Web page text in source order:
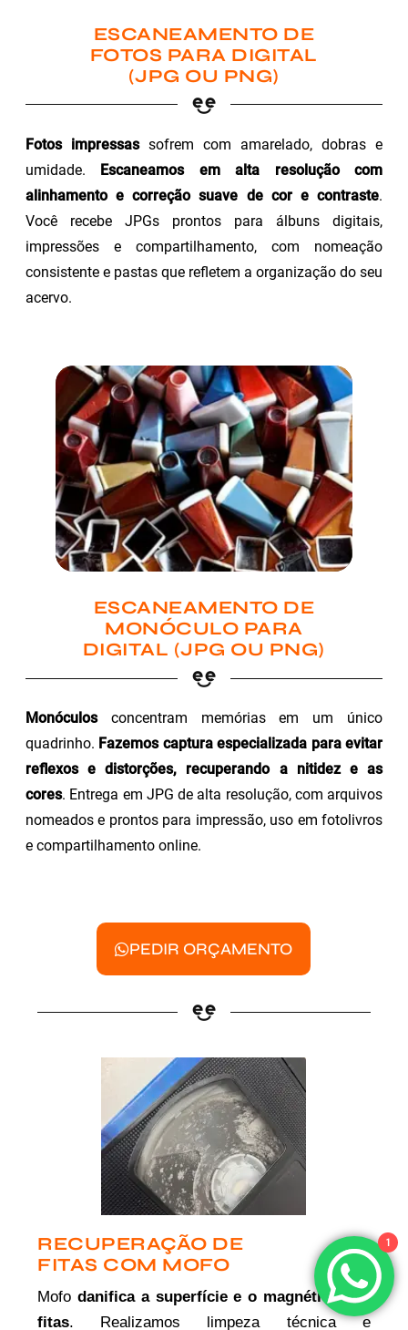
ESCANEAMENTO DE
FOTOS PARA DIGITAL
(JPG OU PNG)
Fotos impressassofrem com amarelado, dobras e
umidade. Escaneamos em alta resolução com
alinhamento e correção suave de cor e contraste.
Você recebe JPGs prontos para álbuns digitais,
impressões e compartilhamento, com nomeação
consistente e pastas que refletem a organização do seu
acervo.
ESCANEAMENTO DE
MONÓCULO PARA
DIGITAL (JPG OU PNG)
Monóculosconcentram memórias em um único
quadrinho. Fazemos captura especializada para evitar
reflexos e distorções, recuperando a nitidez e as
cores. Entrega em JPG de alta resolução, com arquivos
nomeados e prontos para impressão, uso em fotolivros
e compartilhamento online.
PEDIR ORÇAMENTO
RECUPERAÇÃO DE
FITAS COM MOFO
Mofodanifica a superfície e o magnético das
fitas. Realizamos limpeza técnica e
1